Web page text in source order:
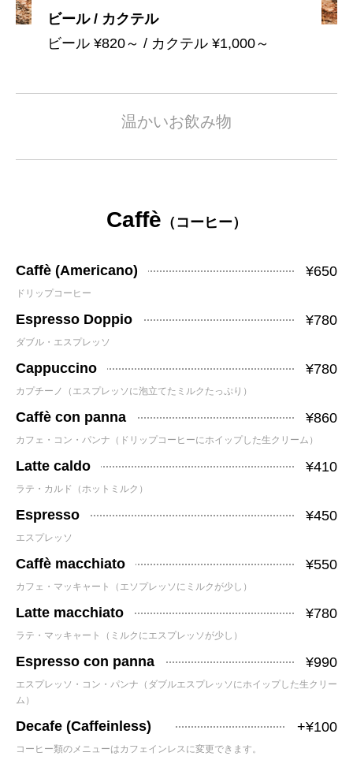
ビール / カクテル
ビール ¥820～ / カクテル ¥1,000～
温かいお飲み物
Caffè （コーヒー）
Caffè (Americano) ¥650
ドリップコーヒー
Espresso Doppio ¥780
ダブル・エスプレッソ
Cappuccino ¥780
カプチーノ（エスプレッソに泡立てたミルクたっぷり）
Caffè con panna ¥860
カフェ・コン・パンナ（ドリップコーヒーにホイップした生クリーム）
Latte caldo ¥410
ラテ・カルド（ホットミルク）
Espresso ¥450
エスプレッソ
Caffè macchiato ¥550
カフェ・マッキャート（エソプレッソにミルクが少し）
Latte macchiato ¥780
ラテ・マッキャート（ミルクにエスプレッソが少し）
Espresso con panna ¥990
エスプレッソ・コン・パンナ（ダブルエスプレッソにホイップした生クリー
ム）
Decafe (Caffeinless) +¥100
コーヒー類のメニューはカフェインレスに変更できます。